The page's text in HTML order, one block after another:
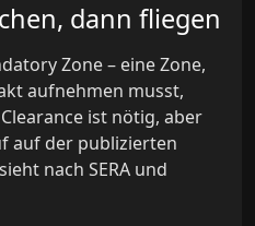
dann fliegen
Zone – eine Zone,
aufnehmen musst,
ist nötig, aber
auf der publizierten
nach SERA und